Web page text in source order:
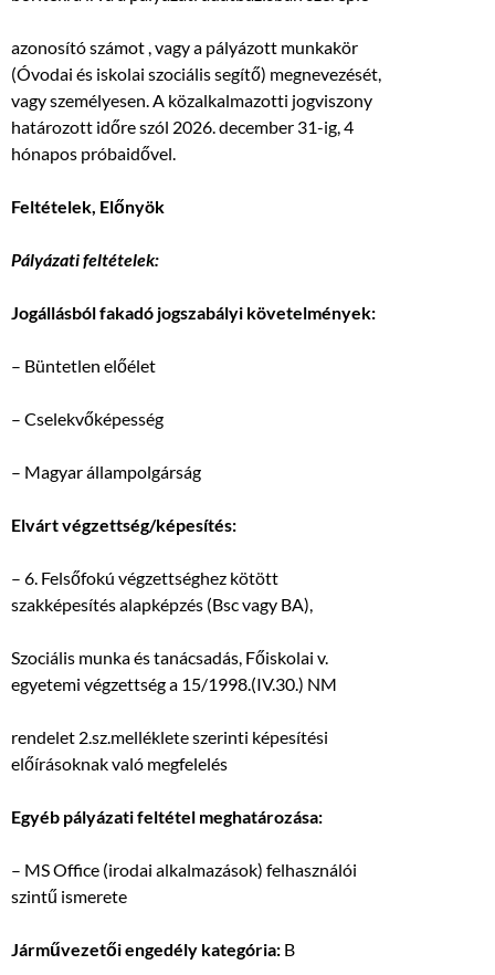
azonosító számot , vagy a pályázott munkakör
(Óvodai és iskolai szociális segítő) megnevezését,
vagy személyesen. A közalkalmazotti jogviszony
határozott időre szól 2026. december 31-ig, 4
hónapos próbaidővel.
Feltételek, Előnyök
Pályázati feltételek:
Jogállásból fakadó jogszabályi követelmények:
– Büntetlen előélet
– Cselekvőképesség
– Magyar állampolgárság
Elvárt végzettség/képesítés:
– 6. Felsőfokú végzettséghez kötött
szakképesítés alapképzés (Bsc vagy BA),
Szociális munka és tanácsadás, Főiskolai v.
egyetemi végzettség a 15/1998.(IV.30.) NM
rendelet 2.sz.melléklete szerinti képesítési
előírásoknak való megfelelés
Egyéb pályázati feltétel meghatározása:
– MS Office (irodai alkalmazások) felhasználói
szintű ismerete
Járművezetői engedély kategória: B